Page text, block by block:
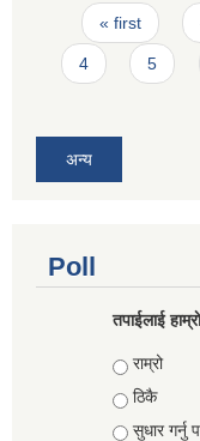
Pages
« first
4 5
अन्य
Poll
तपाईलाई
Choices
राम्रो
ठिकै
सुधार गर्नु